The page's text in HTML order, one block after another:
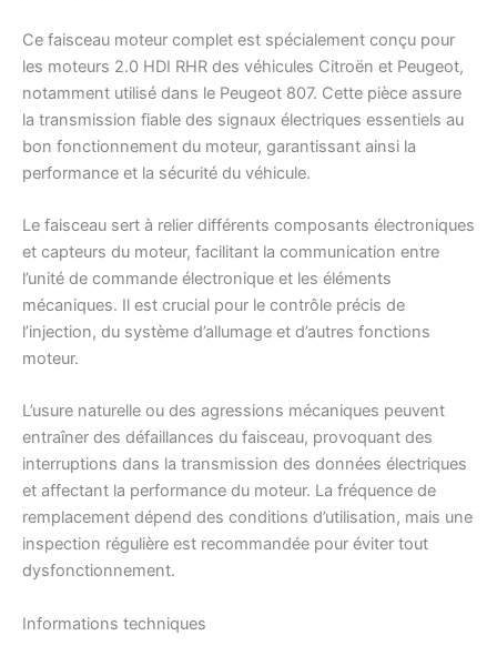
Ce faisceau moteur complet est spécialement conçu pour
les moteurs 2.0 HDI RHR des véhicules Citroën et Peugeot,
notamment utilisé dans le Peugeot 807. Cette pièce assure
la transmission fiable des signaux électriques essentiels au
bon fonctionnement du moteur, garantissant ainsi la
performance et la sécurité du véhicule.
Le faisceau sert à relier différents composants électroniques
et capteurs du moteur, facilitant la communication entre
l’unité de commande électronique et les éléments
mécaniques. Il est crucial pour le contrôle précis de
l’injection, du système d’allumage et d’autres fonctions
moteur.
L’usure naturelle ou des agressions mécaniques peuvent
entraîner des défaillances du faisceau, provoquant des
interruptions dans la transmission des données électriques
et affectant la performance du moteur. La fréquence de
remplacement dépend des conditions d’utilisation, mais une
inspection régulière est recommandée pour éviter tout
dysfonctionnement.
Informations techniques